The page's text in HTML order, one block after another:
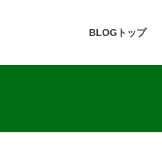
BLOGトップ